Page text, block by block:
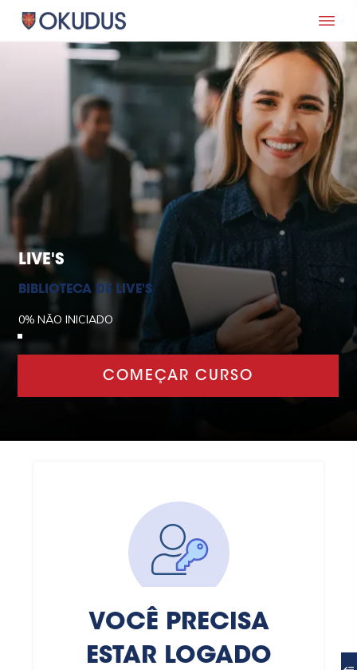
LIVE'S
BIBLIOTECA DE LIVE'S
0% NÃO INICIADO
COMEÇAR CURSO
VOCÊ PRECISA
ESTAR LOGADO